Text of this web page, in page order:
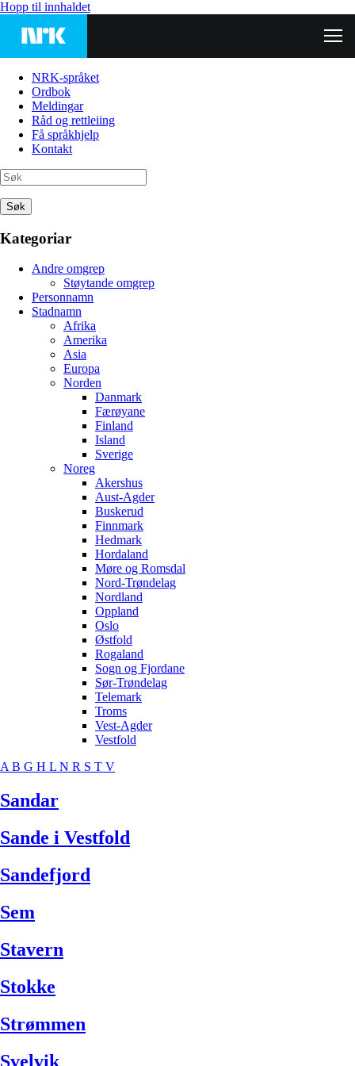
Hopp til innhaldet
NRK-språket
Ordbok
Meldingar
Råd og rettleiing
Få språkhjelp
Kontakt
Søk
Kategoriar
Andre omgrep
Støytande omgrep
Personnamn
Stadnamn
Afrika
Amerika
Asia
Europa
Norden
Danmark
Færøyane
Finland
Island
Sverige
Noreg
Akershus
Aust-Agder
Buskerud
Finnmark
Hedmark
Hordaland
Møre og Romsdal
Nord-Trøndelag
Nordland
Oppland
Oslo
Østfold
Rogaland
Sogn og Fjordane
Sør-Trøndelag
Telemark
Troms
Vest-Agder
Vestfold
AB G H L N R S T V
Sandar
Sande i Vestfold
Sandefjord
Sem
Stavern
Stokke
Strømmen
Svelvik